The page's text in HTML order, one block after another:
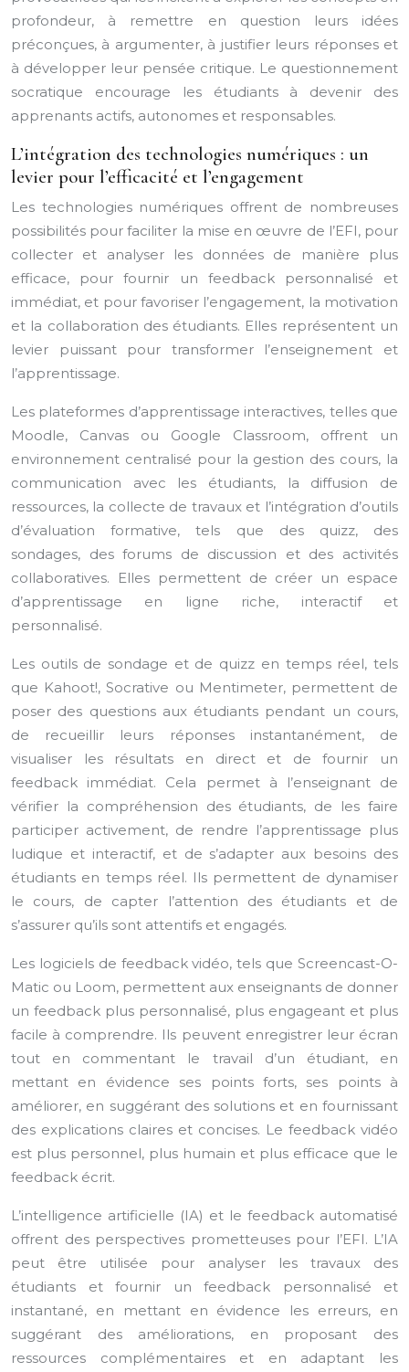
profondeur, à remettre en question leurs idées
préconçues, à argumenter, à justifier leurs réponses et
à développer leur pensée critique. Le questionnement
socratique encourage les étudiants à devenir des
apprenants actifs, autonomes et responsables.
L’intégration des technologies numériques : un
levier pour l’efficacité et l’engagement
Les technologies numériques offrent de nombreuses
possibilités pour faciliter la mise en œuvre de l’EFI, pour
collecter et analyser les données de manière plus
efficace, pour fournir un feedback personnalisé et
immédiat, et pour favoriser l’engagement, la motivation
et la collaboration des étudiants. Elles représentent un
levier puissant pour transformer l’enseignement et
l’apprentissage.
Les plateformes d’apprentissage interactives, telles que
Moodle, Canvas ou Google Classroom, offrent un
environnement centralisé pour la gestion des cours, la
communication avec les étudiants, la diffusion de
ressources, la collecte de travaux et l’intégration d’outils
d’évaluation formative, tels que des quizz, des
sondages, des forums de discussion et des activités
collaboratives. Elles permettent de créer un espace
d’apprentissage en ligne riche, interactif et
personnalisé.
Les outils de sondage et de quizz en temps réel, tels
que Kahoot!, Socrative ou Mentimeter, permettent de
poser des questions aux étudiants pendant un cours,
de recueillir leurs réponses instantanément, de
visualiser les résultats en direct et de fournir un
feedback immédiat. Cela permet à l’enseignant de
vérifier la compréhension des étudiants, de les faire
participer activement, de rendre l’apprentissage plus
ludique et interactif, et de s’adapter aux besoins des
étudiants en temps réel. Ils permettent de dynamiser
le cours, de capter l’attention des étudiants et de
s’assurer qu’ils sont attentifs et engagés.
Les logiciels de feedback vidéo, tels que Screencast-O-
Matic ou Loom, permettent aux enseignants de donner
un feedback plus personnalisé, plus engageant et plus
facile à comprendre. Ils peuvent enregistrer leur écran
tout en commentant le travail d’un étudiant, en
mettant en évidence ses points forts, ses points à
améliorer, en suggérant des solutions et en fournissant
des explications claires et concises. Le feedback vidéo
est plus personnel, plus humain et plus efficace que le
feedback écrit.
L’intelligence artificielle (IA) et le feedback automatisé
offrent des perspectives prometteuses pour l’EFI. L’IA
peut être utilisée pour analyser les travaux des
étudiants et fournir un feedback personnalisé et
instantané, en mettant en évidence les erreurs, en
suggérant des améliorations, en proposant des
ressources complémentaires et en adaptant les